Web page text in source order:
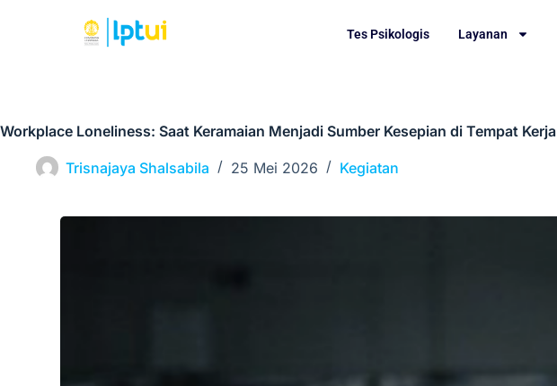
Tes Psikologis Layanan
Workplace Loneliness: Saat Keramaian Menjadi Sumber Kesepian di Tempat Kerja
Trisnajaya Shalsabila 25 Mei 2026 Kegiatan